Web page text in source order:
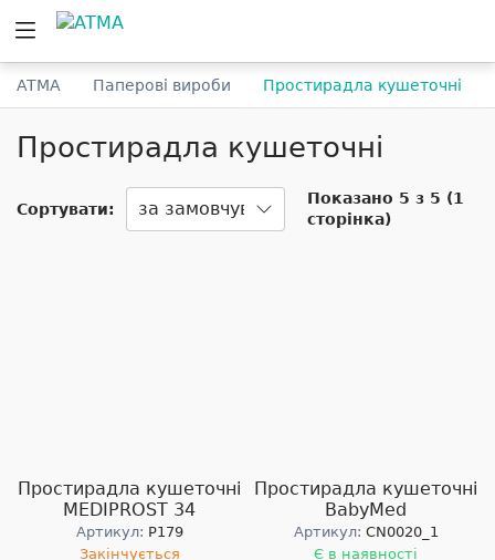
ATMA Паперові вироби Простирадла кушеточні
Простирадла кушеточні
Сортувати:
Показано 5 з 5 (1
сторінка)
Простирадла кушеточні
MEDIPROST 34
Артикул: P179
Закінчується
Простирадла кушеточні
BabyMed
Артикул: CN0020_1
Є в наявності